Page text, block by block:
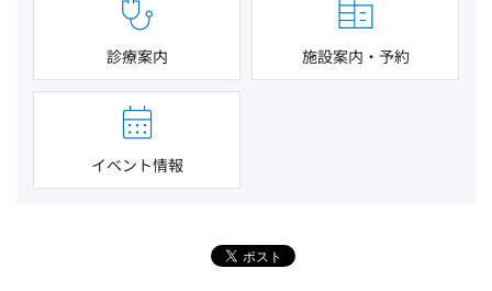
診療案内 施設案内・予約
イベント情報